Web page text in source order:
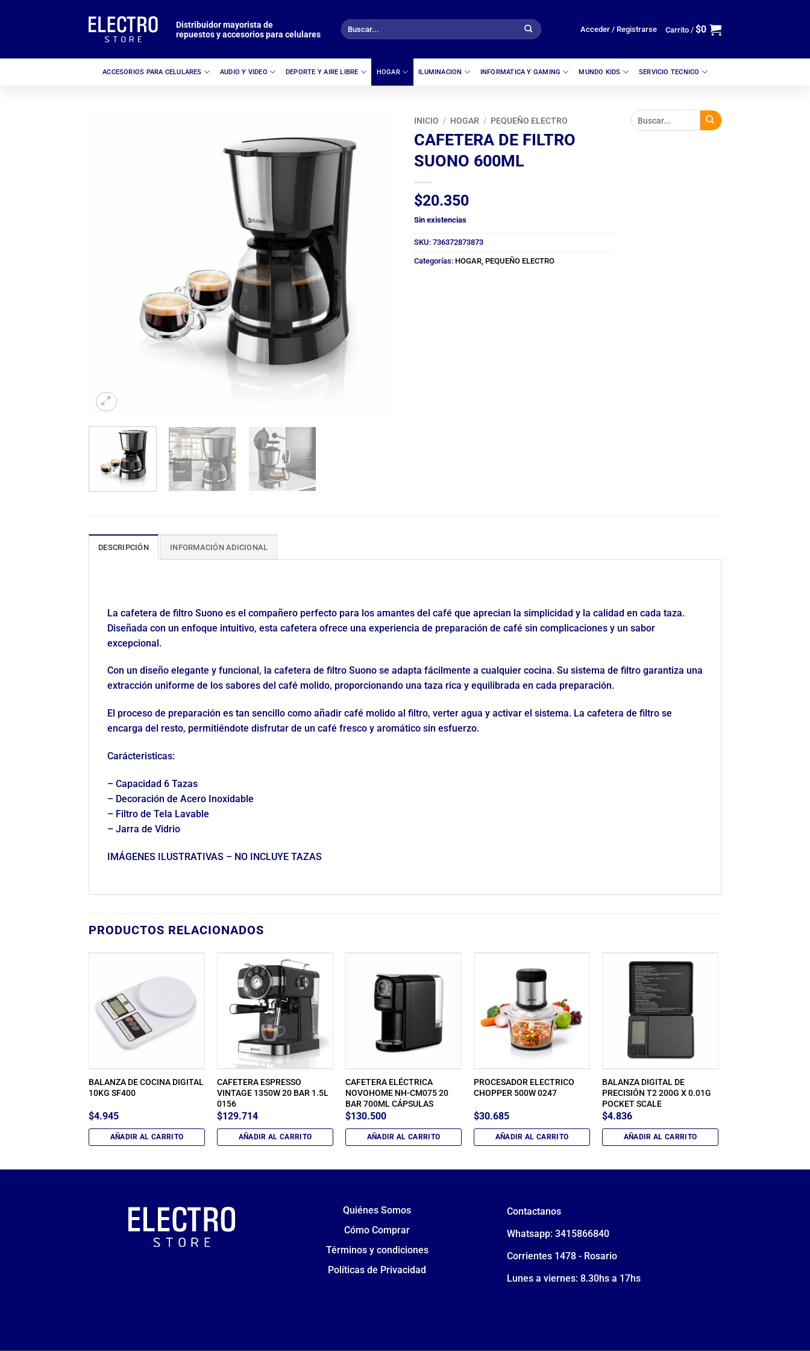
Distribuidor mayorista de
repuestos y accesorios para celulares
Buscar
por:
Acceder / Registrarse Carrito / $0
ACCESORIOS PARA CELULARES AUDIO Y VIDEO DEPORTE Y AIRE LIBRE HOGAR ILUMINACION INFORMATICA Y GAMING MUNDO KIDS SERVICIO TECNICO
INICIO / HOGAR / PEQUEÑO ELECTRO
CAFETERA DE FILTRO
SUONO 600ML
$20.350
Sin existencias
SKU: 736372873873
Categorías: HOGAR PEQUEÑO ELECTRO
DESCRIPCIÓN INFORMACIÓN ADICIONAL
La cafetera de filtro Suono es el compañero perfecto para los amantes del café que aprecian la simplicidad y la calidad en cada taza.
Diseñada con un enfoque intuitivo, esta cafetera ofrece una experiencia de preparación de café sin complicaciones y un sabor
excepcional.
Con un diseño elegante y funcional, la cafetera de filtro Suono se adapta fácilmente a cualquier cocina. Su sistema de filtro garantiza una
extracción uniforme de los sabores del café molido, proporcionando una taza rica y equilibrada en cada preparación.
El proceso de preparación es tan sencillo como añadir café molido al filtro, verter agua y activar el sistema. La cafetera de filtro se
encarga del resto, permitiéndote disfrutar de un café fresco y aromático sin esfuerzo.
Carácteristicas:
– Capacidad 6 Tazas
– Decoración de Acero Inoxidable
– Filtro de Tela Lavable
– Jarra de Vidrio
IMÁGENES ILUSTRATIVAS – NO INCLUYE TAZAS
PRODUCTOS RELACIONADOS
BALANZA DE COCINA DIGITAL
10KG SF400
$4.945
AÑADIR AL CARRITO
CAFETERA ESPRESSO
VINTAGE 1350W 20 BAR 1.5L
0156
$129.714
AÑADIR AL CARRITO
CAFETERA ELÉCTRICA
NOVOHOME NH-CM075 20
BAR 700ML CÁPSULAS
$130.500
AÑADIR AL CARRITO
PROCESADOR ELECTRICO
CHOPPER 500W 0247
$30.685
AÑADIR AL CARRITO
BALANZA DIGITAL DE
PRECISIÓN T2 200G X 0.01G
POCKET SCALE
$4.836
AÑADIR AL CARRITO
Quiénes Somos
Cómo Comprar
Términos y condiciones
Políticas de Privacidad
Contactanos
Whatsapp: 3415866840
Corrientes 1478 - Rosario
Lunes a viernes: 8.30hs a 17hs